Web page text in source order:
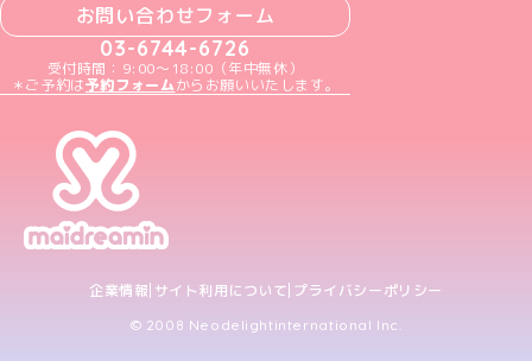
お問い合わせフォーム
03-6744-6726
受付時間：9:00～18:00（年中無休）
＊ご予約は予約フォームからお願いいたします。
企業情報 サイト利用について プライバシーポリシー
© 2008 Neodelightinternational Inc.